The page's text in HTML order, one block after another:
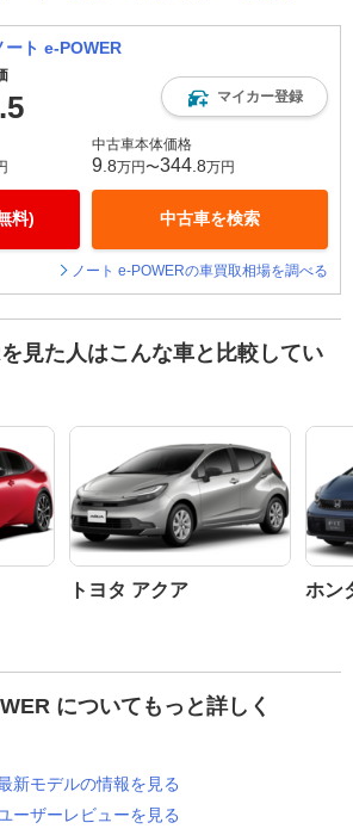
ート e-POWER
マイカー登録
料)
中古車本体価格
9 .8万円〜344 .8万円
中古車を検索
ノート e-POWERの車買取相場を調べる
見た人はこんな車と比較してい
トヨタ アクア ホン
についてもっと詳しく
新モデルの情報を見る
ーザーレビューを見る